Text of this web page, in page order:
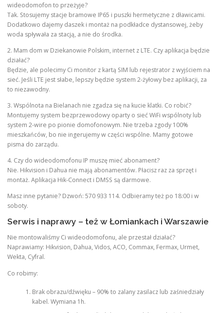
wideodomofon to przeżyje?
Tak. Stosujemy stacje bramowe IP65 i puszki hermetyczne z dławicami.
Dodatkowo dajemy daszek i montaż na podkładce dystansowej, żeby
woda spływała za stacją, a nie do środka.
2. Mam dom w Dziekanowie Polskim, internet z LTE. Czy aplikacja będzie
działać?
Będzie, ale polecimy Ci monitor z kartą SIM lub rejestrator z wyjściem na
sieć. Jeśli LTE jest słabe, lepszy będzie system 2-żyłowy bez aplikacji, za
to niezawodny.
3. Wspólnota na Bielanach nie zgadza się na kucie klatki. Co robić?
Montujemy system bezprzewodowy oparty o sieć WiFi wspólnoty lub
system 2-wire po pionie domofonowym. Nie trzeba zgody 100%
mieszkańców, bo nie ingerujemy w części wspólne. Mamy gotowe
pisma do zarządu.
4. Czy do wideodomofonu IP muszę mieć abonament?
Nie. Hikvision i Dahua nie mają abonamentów. Płacisz raz za sprzęt i
montaż. Aplikacja Hik-Connect i DMSS są darmowe.
Masz inne pytanie? Dzwoń: 570 933 114. Odbieramy też po 18:00 i w
soboty.
Serwis i naprawy – też w Łomiankach i Warszawie
Nie montowaliśmy Ci wideodomofonu, ale przestał działać?
Naprawiamy: Hikvision, Dahua, Vidos, ACO, Commax, Fermax, Urmet,
Wekta, Cyfral.
Co robimy:
Brak obrazu/dźwięku – 90% to zalany zasilacz lub zaśniedziały
kabel. Wymiana 1h.